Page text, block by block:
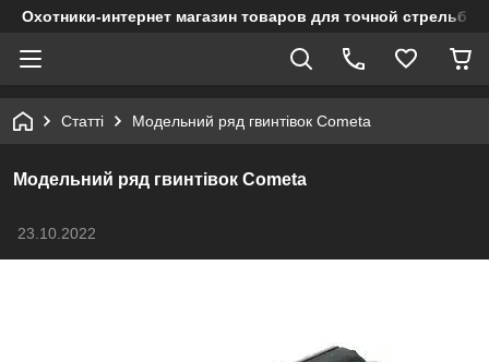
Охотники-интернет магазин товаров для точной стрельбы
Статті Модельний ряд гвинтівок Cometa
Модельний ряд гвинтівок Cometa
23.10.2022